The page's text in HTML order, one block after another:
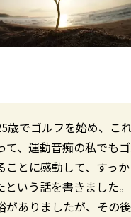
歳でゴルフを始め、こ
て、運動音痴の私でも
ことに感動して、すっ
という話を書きました
がありましたが、その